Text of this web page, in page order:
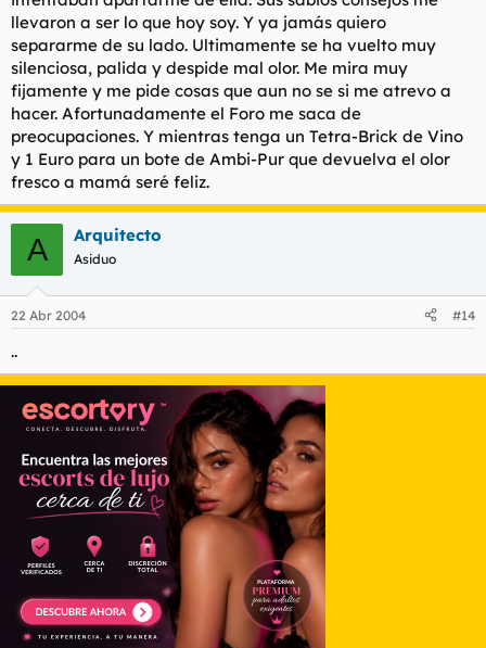
llevaron a ser lo que hoy soy. Y ya jamás quiero
separarme de su lado. Ultimamente se ha vuelto muy
silenciosa, palida y despide mal olor. Me mira muy
fijamente y me pide cosas que aun no se si me atrevo a
hacer. Afortunadamente el Foro me saca de
preocupaciones. Y mientras tenga un Tetra-Brick de Vino
y 1 Euro para un bote de Ambi-Pur que devuelva el olor
fresco a mamá seré feliz.
A Arquitecto
Asiduo
22 Abr 2004 #14
..